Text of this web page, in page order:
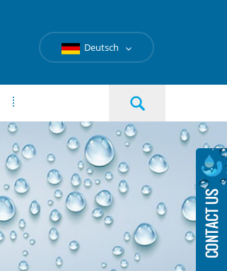
Deutsch